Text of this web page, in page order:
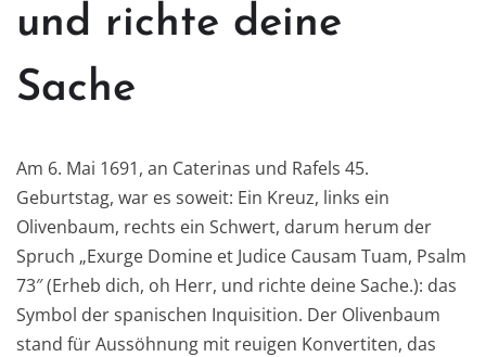
und richte deine
Sache
Am 6. Mai 1691, an Caterinas und Rafels 45.
Geburtstag, war es soweit: Ein Kreuz, links ein
Olivenbaum, rechts ein Schwert, darum herum der
Spruch „Exurge Domine et Judice Causam Tuam, Psalm
73″ (Erheb dich, oh Herr, und richte deine Sache.): das
Symbol der spanischen Inquisition. Der Olivenbaum
stand für Aussöhnung mit reuigen Konvertiten, das